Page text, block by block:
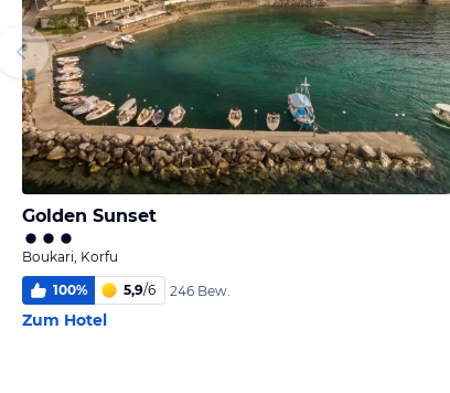
Golden Sunset
Boukari, Korfu
100% 5,9/6 246 Bew.
Zum Hotel